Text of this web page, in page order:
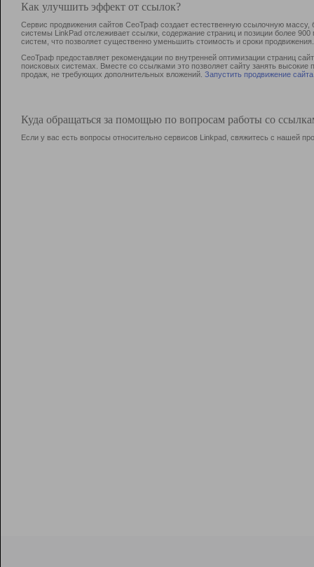
Как улучшить эффект от ссылок?
Сервис продвижения сайтов СеоТраф создает естественную ссылочную
системы LinkPad отслеживает ссылки, содержание страниц и позиции более
систем, что позволяет существенно уменьшить стоимость и сроки продвижения.
СеоТраф предоставляет рекомендации по внутренней оптимизации страниц
поисковых системах. Вместе со ссылками это позволяет сайту занять
продаж, не требующих дополнительных вложений. Запустить продвижение сайта
Куда обращаться за помощью по вопросам работы со
Если у вас есть вопросы относительно сервисов Linkpad, свяжитесь с нашей